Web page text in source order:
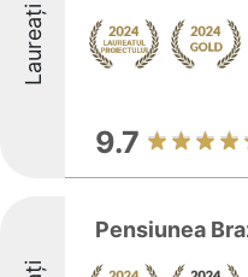
Laureați
9.7
Pensiunea